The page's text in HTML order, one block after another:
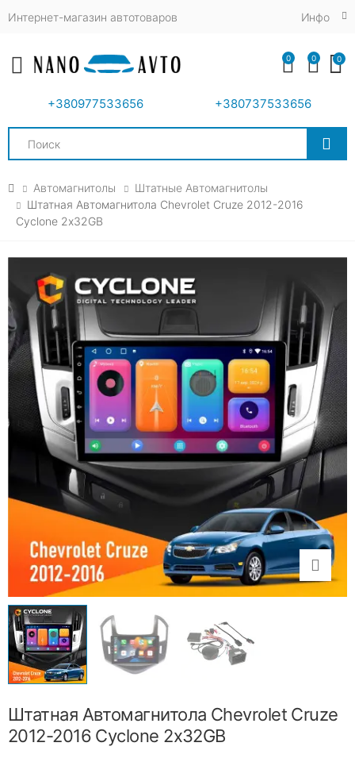
Интернет-магазин автотоваров Инфо
Toggle mobile menu
+380977533656 +380737533656
Search
0 0 0
Автомагнитолы
Штатные Автомагнитолы
Штатная Автомагнитола Chevrolet Cruze 2012-2016
Cyclone 2х32GB
Штатная Автомагнитола Chevrolet Cruze
2012-2016 Cyclone 2х32GB